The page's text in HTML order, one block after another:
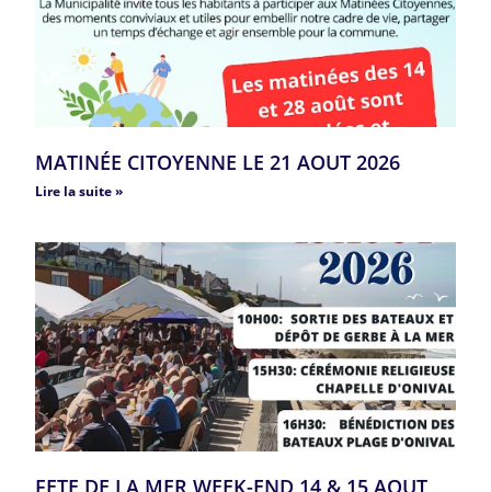
MATINÉE CITOYENNE LE 21 AOUT 2026
Lire la suite »
FETE DE LA MER WEEK-END 14 & 15 AOUT